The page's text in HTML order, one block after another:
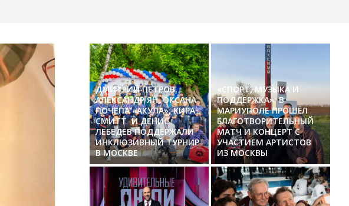
ДМИТРИЙ ПЕТРОВ,
АЛЕКСАНДР ЯН, ОКСАНА
ПОЧЕПА «АКУЛА», КИРА
СМИТТ И ДЕНИС
ЛЕБЕДЕВ ПОДДЕРЖАЛИ
ИНКЛЮЗИВНЫЙ ТУРНИР
В МОСКВЕ
«СПОРТ, МУЗЫКА И
ПОДДЕРЖКА»: В
МАРИУПОЛЕ ПРОШЁЛ
БЛАГОТВОРИТЕЛЬНЫЙ
МАТЧ И КОНЦЕРТ С
УЧАСТИЕМ АРТИСТОВ
ИЗ МОСКВЫ